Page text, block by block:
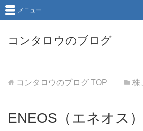
コンタロウのブログ
メニュー
コンタロウのブログ TOP 株
ENEOS（エネオス